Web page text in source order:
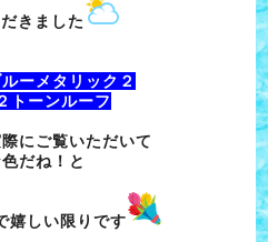
きました
ーメタリック２
トーンルーフ
にご覧いただいて
だね！と
嬉しい限りです